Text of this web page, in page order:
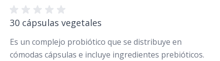
30 cápsulas vegetales
Es un complejo probiótico que se distribuye en
cómodas cápsulas e incluye ingredientes prebióticos.